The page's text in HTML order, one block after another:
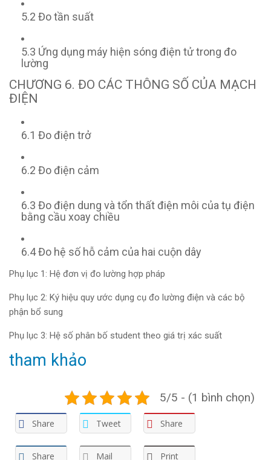
5.2 Đo tần suất
5.3 Ứng dụng máy hiện sóng điện tử trong đo
lường
CHƯƠNG 6. ĐO CÁC THÔNG SỐ CỦA MẠCH
ĐIỆN
6.1 Đo điện trở
6.2 Đo điện cảm
6.3 Đo điện dung và tổn thất điện môi của tụ điện
bằng cầu xoay chiều
6.4 Đo hệ số hỗ cảm của hai cuộn dây
Phụ lục 1: Hệ đơn vị đo lường hợp pháp
Phụ lục 2: Ký hiệu quy ước dụng cụ đo lường điện và các bộ
phận bổ sung
Phụ lục 3: Hệ số phân bố student theo giá trị xác suất
tham khảo
5/5 - (1 bình chọn)
Share Tweet Share
Share Mail Print